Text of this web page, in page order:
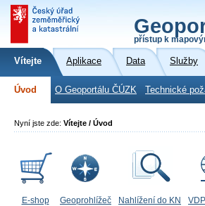
přístup k
Vítejte Aplikace Data Služby
Úvod O Geoportálu ČÚZK Technické
Nyní jste zde: Vítejte / Úvod
E-shop Geoprohlížeč Nahlížení do KN